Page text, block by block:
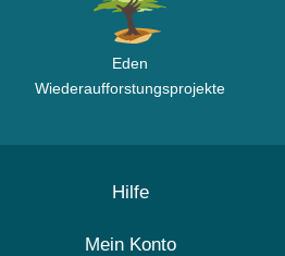
Eden
Wiederaufforstungsprojekte
Hilfe
Mein Konto